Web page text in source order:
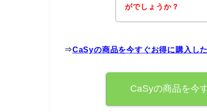
がでしょうか？
⇒CaSyの商品を今すぐお得に購入し
CaSyの商品を今